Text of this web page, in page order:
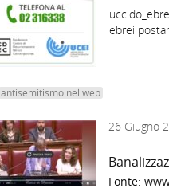
ebrei
antisemitismo nel web
26 Giugno
Fonte: